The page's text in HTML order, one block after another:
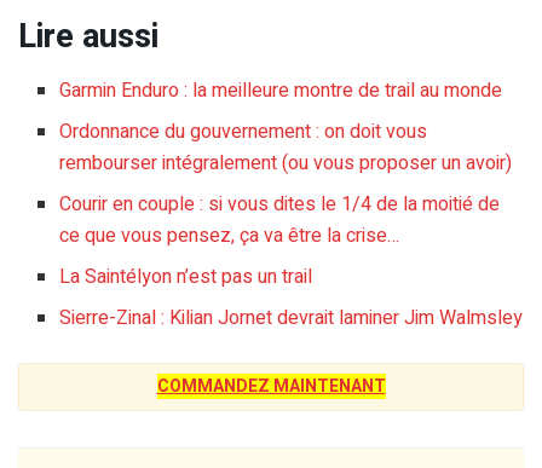
Lire aussi
Garmin Enduro : la meilleure montre de trail au monde
Ordonnance du gouvernement : on doit vous
rembourser intégralement (ou vous proposer un avoir)
Courir en couple : si vous dites le 1/4 de la moitié de
ce que vous pensez, ça va être la crise…
La Saintélyon n’est pas un trail
Sierre-Zinal : Kilian Jornet devrait laminer Jim Walmsley
COMMANDEZ MAINTENANT